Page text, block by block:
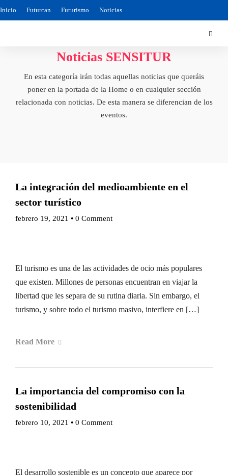
Inicio Futurcan Futurismo Noticias
Noticias SENSITUR
En esta categoría irán todas aquellas noticias que queráis
poner en la portada de la Home o en cualquier sección
relacionada con noticias. De esta manera se diferencian de los
eventos.
La integración del medioambiente en el
sector turístico
febrero 19, 2021 • 0 Comment
El turismo es una de las actividades de ocio más populares
que existen. Millones de personas encuentran en viajar la
libertad que les separa de su rutina diaria. Sin embargo, el
turismo, y sobre todo el turismo masivo, interfiere en […]
Read More
La importancia del compromiso con la
sostenibilidad
febrero 10, 2021 • 0 Comment
El desarrollo sostenible es un concepto que aparece por